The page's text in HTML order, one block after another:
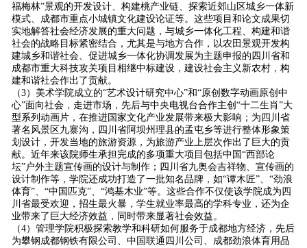
福梅林”景观的开发设计、构建桃产业链、探索近郊山区城乡一体新
模式、成都市重点小城镇文化建设论证等。这些项目和论文成果切
实地解答社会经济发展的重大问题，与城乡一体化工程、构建和谐
社会的战略目标紧密结合，尤其是与地方合作，以农田景观开发构
建城乡和谐社会、促进城乡一体化协调发展为主题申报的四川省和
成都市重大科技攻关项目相继中标建设，建设社会主义新农村，构
建和谐社会作出了贡献。
（3）美术学院成立的“艺术设计研究中心”和“原创数字动画原创中
心”面向社会，走进市场，先后与中央电视台合作主创“十二生肖”大
型系列动画片，在推进国家文化产业发展带来极大影响；为四川省
著名风景区九寨沟，四川省阿坝州理县的孟屯乡等进行整体形象策
划设计，开发当地的旅游资源，为旅游产业上层次作出了巨大的贡
献。近年来该院师生承担完成的多项重大项目包括中国“西部论
坛”户外主题宣传画的设计与制作；四川省九奥会吉祥物、宣传画的
设计制作等，学院还成功打造了一批知名品牌，如“谭木匠”、“劲浪
体育”、“中国匹克”、“鸿基木业”等。这些合作不仅使该学院成为四
川省最受欢迎，招生最火暴，学生就业率最高的学科专业，还为企
业带来了巨大经济效益，同时带来显著社会效益。
（4）管理学院积极探索教学和科研如何服务于成都地方经济，先后
为攀钢成都钢铁有限公司、中国联通四川公司、成都劲浪体育用品